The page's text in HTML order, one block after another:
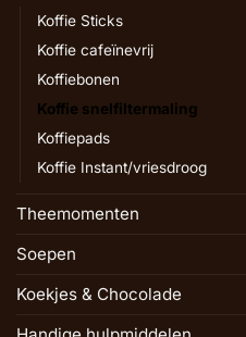
Koffie Sticks
Koffie cafeïnevrij
Koffiebonen
Koffie snelfiltermaling
Koffiepads
Koffie Instant/vriesdroog
Theemomenten
Soepen
Koekjes & Chocolade